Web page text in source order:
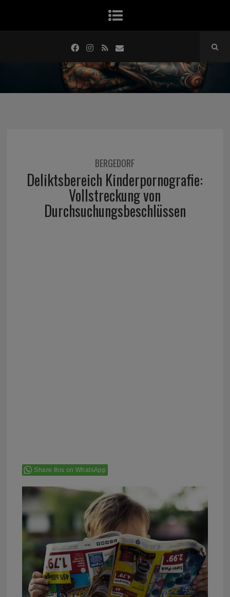
BERGEDORF
Deliktsbereich Kinderpornografie:
Vollstreckung von
Durchsuchungsbeschlüssen
Share this on WhatsApp